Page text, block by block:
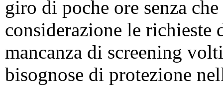
giro di poche ore senza
considerazione le
mancanza di screening
bisognose di protezione